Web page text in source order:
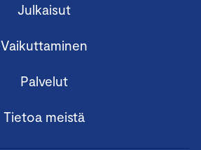
Julkaisut
Vaikuttaminen
Palvelut
Tietoa meistä